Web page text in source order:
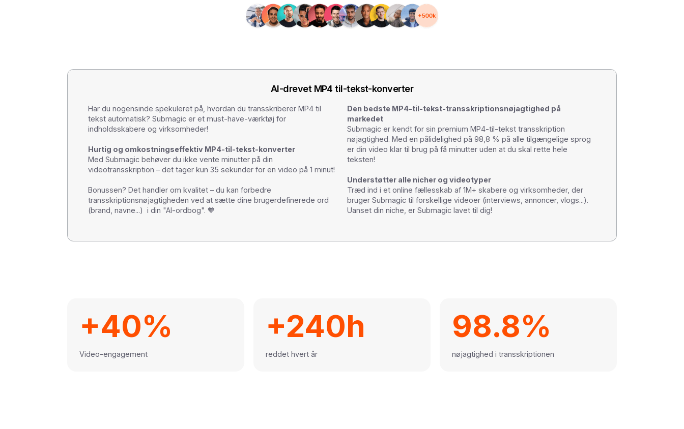
AI-drevet MP4 til-tekst-konverter
Har du nogensinde spekuleret på, hvordan du transskriberer MP4 til
tekst automatisk? Submagic er et must-have-værktøj for
indholdsskabere og virksomheder!
Hurtig og omkostningseffektiv MP4-til-tekst-konverter
Med Submagic behøver du ikke vente minutter på din
videotransskription – det tager kun 35 sekunder for en video på 1 minut!
Bonussen? Det handler om kvalitet – du kan forbedre
transskriptionsnøjagtigheden ved at sætte dine brugerdefinerede ord
(brand, navne...) i din "AI-ordbog". 🧡
Den bedste MP4-til-tekst-transskriptionsnøjagtighed på
markedet
Submagic er kendt for sin premium MP4-til-tekst transskription
nøjagtighed. Med en pålidelighed på 98,8 % på alle tilgængelige sprog
er din video klar til brug på få minutter uden at du skal rette hele
teksten!
Understøtter alle nicher og videotyper
Træd ind i et online fællesskab af 1M+ skabere og virksomheder, der
bruger Submagic til forskellige videoer (interviews, annoncer, vlogs...).
Uanset din niche, er Submagic lavet til dig!
+40%
Video-engagement
+240h
reddet hvert år
98.8%
nøjagtighed i transskriptionen